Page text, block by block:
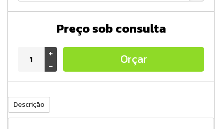
Preço sob consulta
+
-
Orçar
Descrição